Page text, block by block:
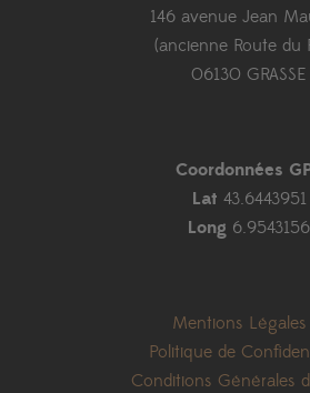
146 avenue Jean
(ancienne Route du
06130 GRASSE
Coordonnées
Lat 43.6443951
Long 6.9543156
Mentions
Politique de
Conditions Générales